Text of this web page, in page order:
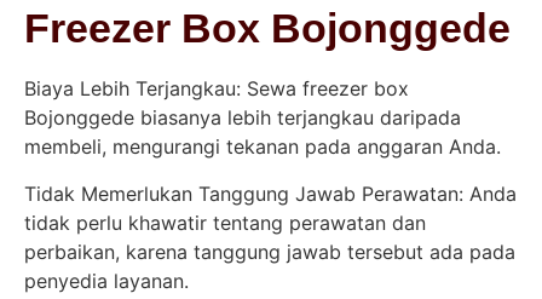
Freezer Box Bojonggede
Biaya Lebih Terjangkau: Sewa freezer box
Bojonggede biasanya lebih terjangkau daripada
membeli, mengurangi tekanan pada anggaran Anda.
Tidak Memerlukan Tanggung Jawab Perawatan: Anda
tidak perlu khawatir tentang perawatan dan
perbaikan, karena tanggung jawab tersebut ada pada
penyedia layanan.